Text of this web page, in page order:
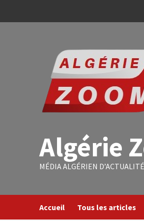
Algérie
MÉDIA ALGÉRIEN
Accueil Tous les articles